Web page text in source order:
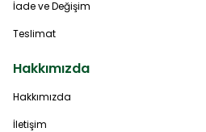
İade ve Değişim
Teslimat
Hakkımızda
Hakkımızda
İletişim